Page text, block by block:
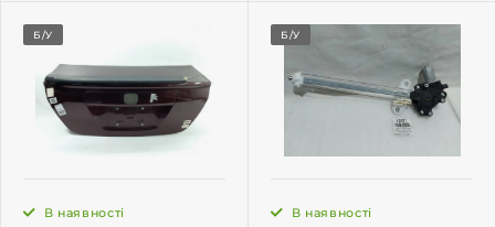
Б/У
В наявності
Б/У
В наявності